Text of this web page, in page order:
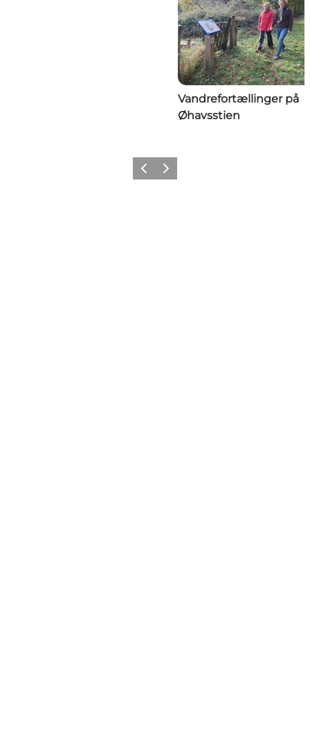
Vandrefortællinger på
Øhavsstien
ForrigeNæste